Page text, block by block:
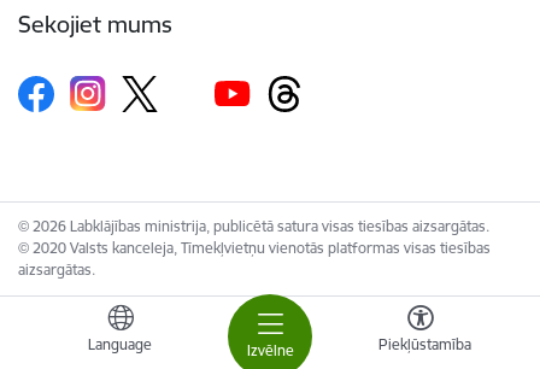
Izvēlne
Language Piekļūstamība
Sekojiet mums
© 2026 Labklājības ministrija, publicētā satura visas tiesības aizsargātas.
© 2020 Valsts kanceleja, Tīmekļvietņu vienotās platformas visas tiesības
aizsargātas.